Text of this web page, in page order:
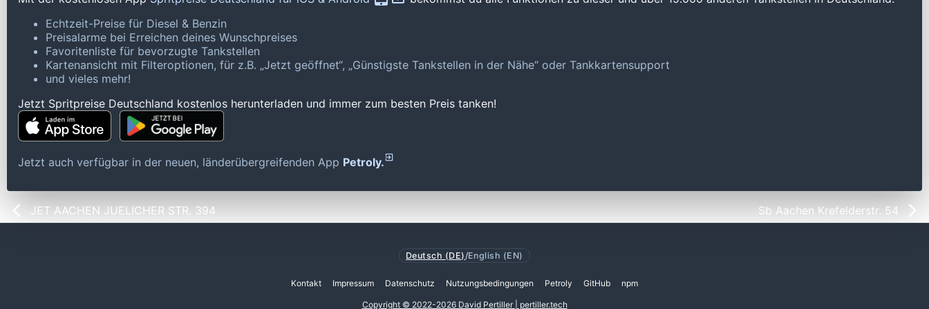
Echtzeit-Preise für Diesel & Benzin
Preisalarme bei Erreichen deines Wunschpreises
Favoritenliste für bevorzugte Tankstellen
Kartenansicht mit Filteroptionen, für z.B. „Jetzt geöffnet“, „Günstigste Tankstellen in der Nähe“ oder Tankkartensupport
und vieles mehr!
Jetzt Spritpreise Deutschland kostenlos herunterladen und immer zum besten Preis tanken!
Jetzt auch verfügbar in der neuen, länderübergreifenden App Petroly.
JET AACHEN JUELICHER STR. 394 Sb Aachen Krefelderstr. 54
Deutsch (DE) /English (EN)
Kontakt Impressum Datenschutz Nutzungsbedingungen Petroly GitHub npm
Copyright © 2022-2026 David Pertiller | pertiller.tech